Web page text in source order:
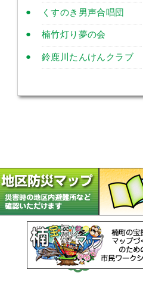
くすのき男声合唱団
楠竹灯り夢の会
鈴鹿川たんけんクラブ